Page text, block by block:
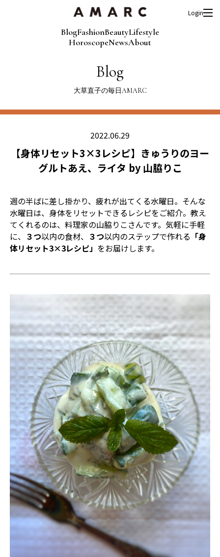
BlogFashionBeautyLifestyle
HoroscopeNewsAbout
Login
Blog
大草直子の毎日AMARC
2022.06.29
【身体リセット3×3レシピ】きゅうりのヨー
グルトあえ、ライタ by 山脇りこ
週の半ばに差し掛かり、疲れが出てくる水曜日。そんな
水曜日は、身体をリセットできるレシピをご紹介。教え
てくれるのは、料理家の山脇りこさんです。気軽に手軽
に、 ３つ以内の食材、 ３つ以内のステップで作れる 「身
体リセット3×3レシピ」 をお届けします。